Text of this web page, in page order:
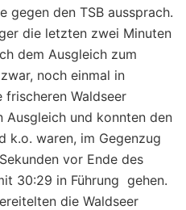
den TSB aussprach.
die letzten zwei Minuten
dem Ausgleich zum
noch einmal in
frischeren Waldseer
und konnten den
k.o. waren, im Gegenzug
vor Ende des
30:29 in Führung gehen.
die Waldseer